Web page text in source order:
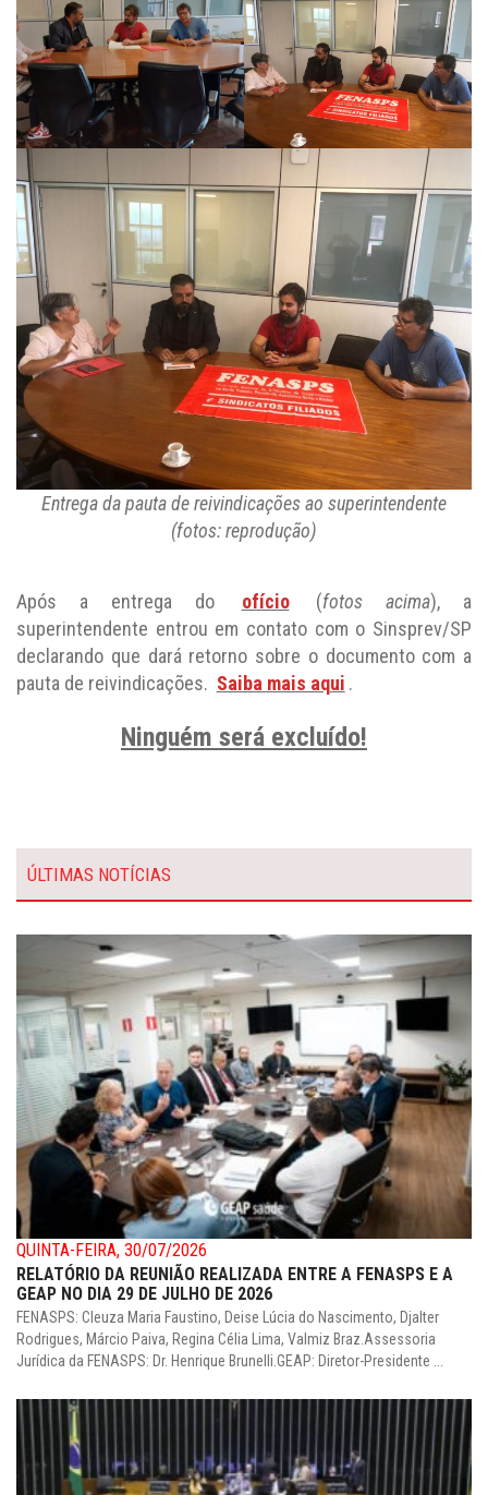
Entrega da pauta de reivindicações ao superintendente
(fotos: reprodução)
superintendente entrou em contato com o Sinsprev/SP
declarando que dará retorno sobre o documento com a
pauta de reivindicações. Saiba mais aqui.
ÚLTIMAS NOTÍCIAS
QUINTA-FEIRA, 30/07/2026
RELATÓRIO DA REUNIÃO REALIZADA ENTRE A FENASPS E A
GEAP NO DIA 29 DE JULHO DE 2026
FENASPS: Cleuza Maria Faustino, Deise Lúcia do Nascimento, Djalter
Rodrigues, Márcio Paiva, Regina Célia Lima, Valmiz Braz.Assessoria
Jurídica da FENASPS: Dr. Henrique Brunelli.GEAP: Diretor-Presidente ...